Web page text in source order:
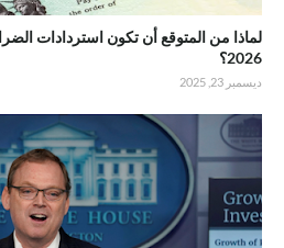
لماذا من المتوقع أن تكون استردادات
2026؟
ديسمبر 23, 2025